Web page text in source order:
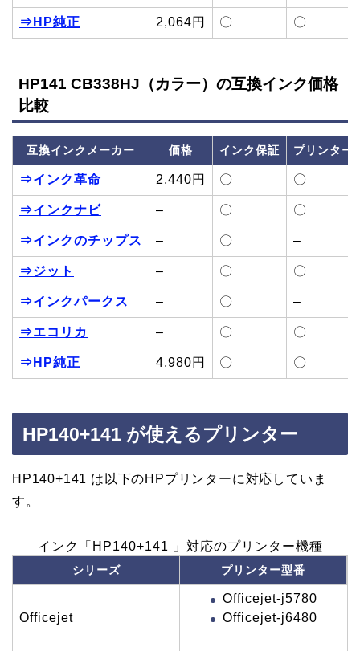
⇒HP純正 2,064円 〇 〇
HP141 CB338HJ（カラー）の互換インク価格
比較
互換インクメーカー 価格 インク保証 プリンター
⇒インク革命 2,440円 〇 〇
⇒インクナビ – 〇 〇
⇒インクのチップス – 〇 –
⇒ジット – 〇 〇
⇒インクパークス – 〇 –
⇒エコリカ – 〇 〇
⇒HP純正 4,980円 〇 〇
HP140+141 が使えるプリンター
HP140+141 は以下のHPプリンターに対応していま
す。
インク「HP140+141 」対応のプリンター機種
シリーズ プリンター型番
Officejet
Officejet-j5780
Officejet-j6480